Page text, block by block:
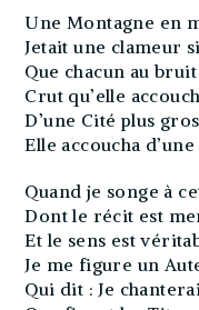
Une Montagne en
Jetait une clameur
Que chacun au
Crut qu’elle
D’une Cité plus
Elle accoucha
Quand je songe à
Dont le récit est
Et le sens est
Je me figure un
Qui dit : Je